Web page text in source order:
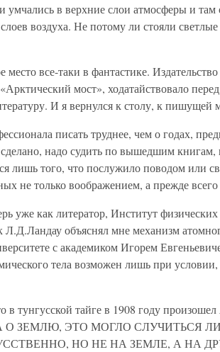
умчались в верхние слои атмосферы и
воздуха. Не потому ли стояли
место все-таки в фантастике.
мост», ходатайствовало
И я вернулся к столу, к
писать труднее, чем о годах,
надо судить по вышедшим
лишь того, что послужило поводом или
не только воображением, а прежде
уже как литератор, Институт
объяснял мне механизм
с академиком Игорем
тела возможен лишь при
в тунгусской тайге в 1908 году
О ЗЕМЛЮ, ЭТО МОГЛО СЛУЧИТЬСЯ
НО НЕ НА ЗЕМЛЕ, А НА